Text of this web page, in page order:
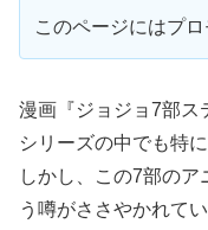
このページにはプ
漫画『ジョジョ7部ス
シリーズの中でも特
しかし、この7部の
う噂がささやかれて